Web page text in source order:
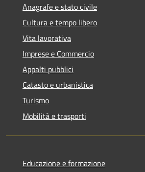
Anagrafe e stato civile
Cultura e tempo libero
Vita lavorativa
Imprese e Commercio
Appalti pubblici
Catasto e urbanistica
Turismo
Mobilità e trasporti
Educazione e formazione